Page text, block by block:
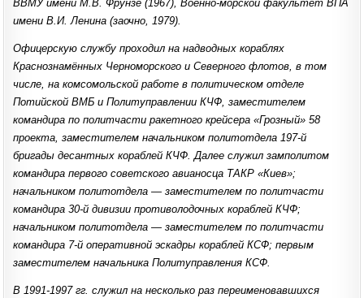
ВВМУ имени М.В. Фрунзе (1967), Военно-морской факультет ВПА
имени В.И. Ленина (заочно, 1979).
Офицерскую службу проходил на надводных кораблях
Краснознамённых Черноморского и Северного флотов, в том
числе, на комсомольской работе в политическом отделе
Потийской ВМБ и Политуправлении КЧФ, заместителем
командира по политчасти ракетного крейсера «Грозный» 58
проекта, заместителем начальником политотдела 197-й
бригады десантных кораблей КЧФ. Далее служил замполитом
командира первого советского авианосца ТАКР «Киев»;
начальником политотдела — заместителем по политчасти
командира 30-й дивизии противолодочных кораблей КЧФ;
начальником политотдела — заместителем по политчасти
командира 7-й оперативной эскадры кораблей КСФ; первым
заместителем начальника Политуправления КСФ.
В 1991-1997 гг. служил на несколько раз переименовавшихся